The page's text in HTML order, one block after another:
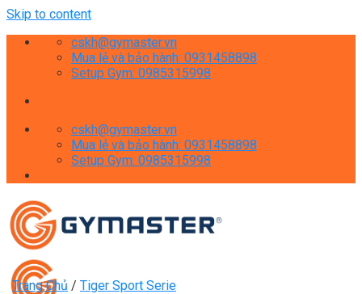
Skip to content
cskh@gymaster.vn
Mua lẻ và bảo hành: 0931458898
Setup Gym: 0985315998
cskh@gymaster.vn
Mua lẻ và bảo hành: 0931458898
Setup Gym: 0985315998
Trang Chủ / Tiger Sport Serie